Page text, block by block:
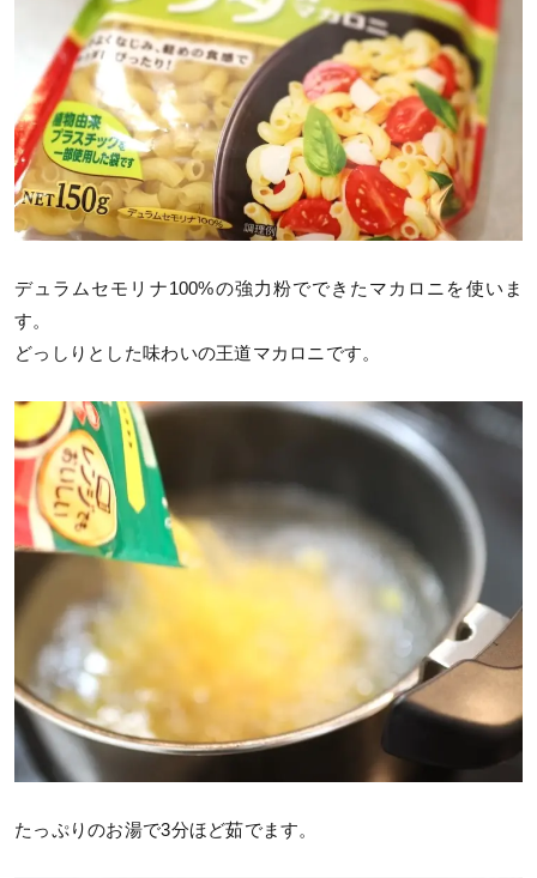
デュラムセモリナ100%の強力粉でできたマカロニを使いま
す。
どっしりとした味わいの王道マカロニです。
たっぷりのお湯で3分ほど茹でます。